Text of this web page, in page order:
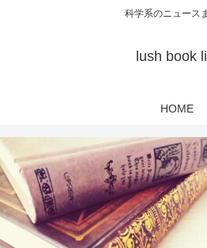
科学系のニュース
lush book
HOME